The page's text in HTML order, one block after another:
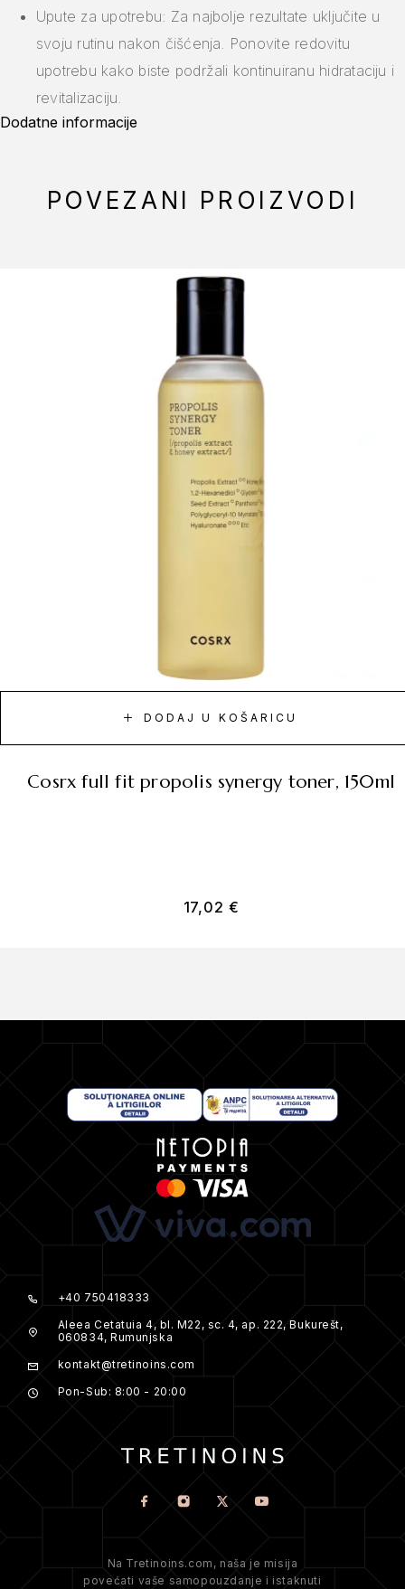
Upute za upotrebu: Za najbolje rezultate uključite u
svoju rutinu nakon čišćenja. Ponovite redovitu
upotrebu kako biste podržali kontinuiranu hidrataciju i
revitalizaciju.
Dodatne informacije
POVEZANI PROIZVODI
DODAJ U KOŠARICU
cosrx full fit propolis synergy toner, 150ml
17,02 €
+40 750418333
Aleea Cetatuia 4, bl. M22, sc. 4, ap. 222, Bukurešt,
060834, Rumunjska
kontakt@tretinoins.com
Pon-Sub: 8:00 - 20:00
Na Tretinoins.com, naša je misija
povećati vaše samopouzdanje i istaknuti